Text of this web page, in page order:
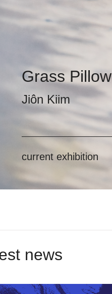
Grass Pillow
Jiôn Kiim
current exhibition
news